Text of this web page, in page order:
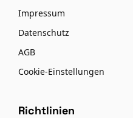
Impressum
Datenschutz
AGB
Cookie-Einstellungen
Richtlinien